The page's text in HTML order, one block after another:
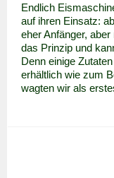
Endlich
auf ihren Einsatz:
eher Anfänger,
das Prinzip und
Denn einige
erhältlich wie zum
wagten wir als